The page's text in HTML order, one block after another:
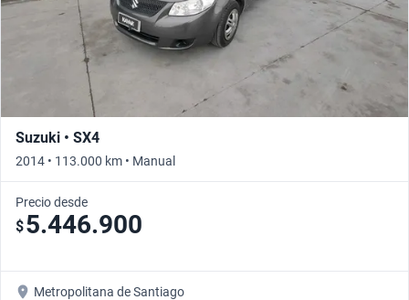
Suzuki • SX4
2014 • 113.000 km • Manual
Precio desde
$5.446.900
Metropolitana de Santiago